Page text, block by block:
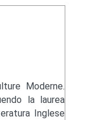
Moderne.
la laurea
Inglese